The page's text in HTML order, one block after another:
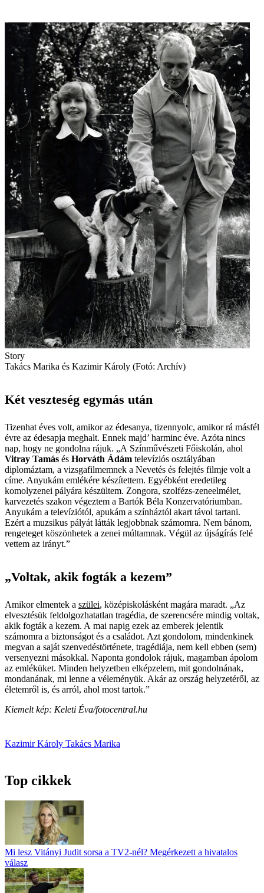
Story
Takács Marika és Kazimir Károly (Fotó: Archív)
Két veszteség egymás után
Tizenhat éves volt, amikor az édesanya, tizen­nyolc, amikor rá másfél
évre az édesapja meghalt. Ennek majd’ harminc éve. Azóta nincs
nap, hogy ne gondolna rájuk. „A Színművészeti Főiskolán, ahol
Vitray Tamás és Horváth Ádám televíziós osztályában
diplomáztam, a vizsgafilmemnek a Nevetés és felejtés filmje volt a
címe. Anyukám emlékére készítettem. Egyébként eredetileg
komolyzenei pályára készültem. Zongora, szolfézs-zeneelmélet,
karvezetés szakon végeztem a Bartók Béla Konzervatóriumban.
Anyukám a televíziótól, apukám a színháztól akart távol tartani.
Ezért a muzsikus pályát látták legjobbnak számomra. Nem bánom,
rengeteget köszönhetek a zenei múltamnak. Végül az újságírás felé
vettem az irányt.”
„Voltak, akik fogták a kezem”
Amikor elmentek a szülei, középiskolásként magára maradt. „Az
elvesztésük feldolgozhatatlan tragédia, de szerencsére mindig voltak,
akik fogták a kezem. A mai napig ezek az emberek jelentik
számomra a biztonságot és a családot. Azt gondolom, mindenkinek
megvan a saját szenvedéstörténete, tragédiája, nem kell ebben (sem)
versenyezni másokkal. Naponta gondolok rájuk, magamban ápolom
az emléküket. Minden helyzetben elképzelem, mit gondolnának,
mondanának, mi lenne a véleményük. Akár az ország helyzetéről, az
életemről is, és arról, ahol most tartok.”
Kiemelt kép: Keleti Éva/fotocentral.hu
Kazimir Károly Takács Marika
Top cikkek
Mi lesz Vitányi Judit sorsa a TV2-nél? Megérkezett a hivatalos
válasz